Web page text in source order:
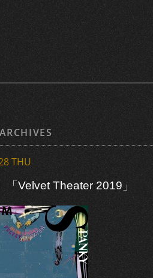
THU
「Velvet Theater 2019」